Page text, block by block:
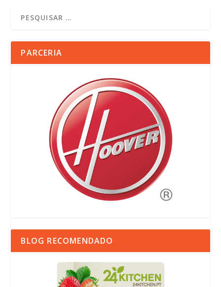
PARCERIA
BLOG RECOMENDADO